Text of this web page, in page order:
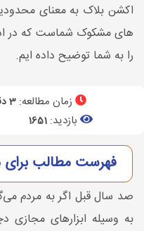
اکشن بلاک به معنای
های مشکوک شماست که در
را به شما توضیح داده ایم.
زمان مطالعه: 3 دقیقه
بازدید:1651
فهرست مطالب برای
صد سال قبل اگر به مردم
به وسیله ابزارهای